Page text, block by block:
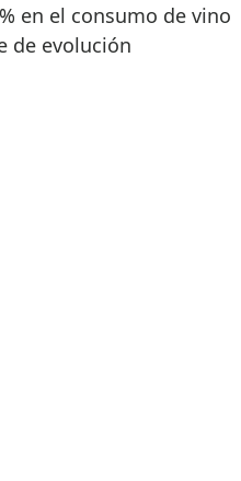
en el consumo de vino
de evolución